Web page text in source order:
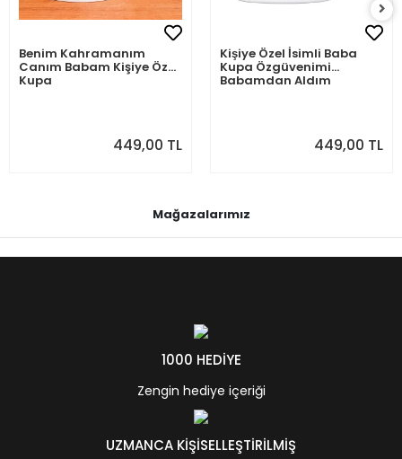
Benim Kahramanım
Canım Babam Kişiye Özel
Kupa
449,00 TL
Kişiye Özel İsimli Baba
Kupa Özgüvenimi
Babamdan Aldım
449,00 TL
Mağazalarımız
1000 HEDİYE
Zengin hediye içeriği
UZMANCA KİŞİSELLEŞTİRİLMİŞ